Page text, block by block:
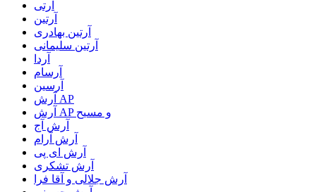
آرتی
آرتین
آرتین بهادری
آرتین سلیمانی
آردا
آرسام
آرسین
آرش AP
آرش AP و مسیح
آرش آج
آرش آرام
آرش ای پی
آرش تشکری
آرش جلالی و آقا فرا